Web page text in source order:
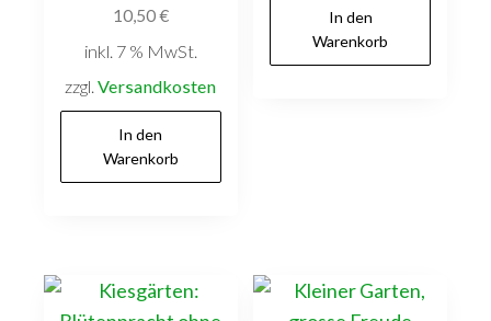
10,50€
inkl. 7 % MwSt.
zzgl.Versandkosten
In den
Warenkorb
In den
Warenkorb